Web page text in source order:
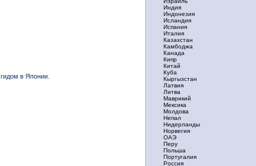
в Японии.
Индия
Индонезия
Исландия
Испания
Италия
Казахстан
Камбоджа
Канада
Кипр
Китай
Куба
Кыргызстан
Латвия
Литва
Маврикий
Мексика
Молдова
Непал
Нидерланды
Норвегия
ОАЭ
Перу
Польша
Португалия
Россия